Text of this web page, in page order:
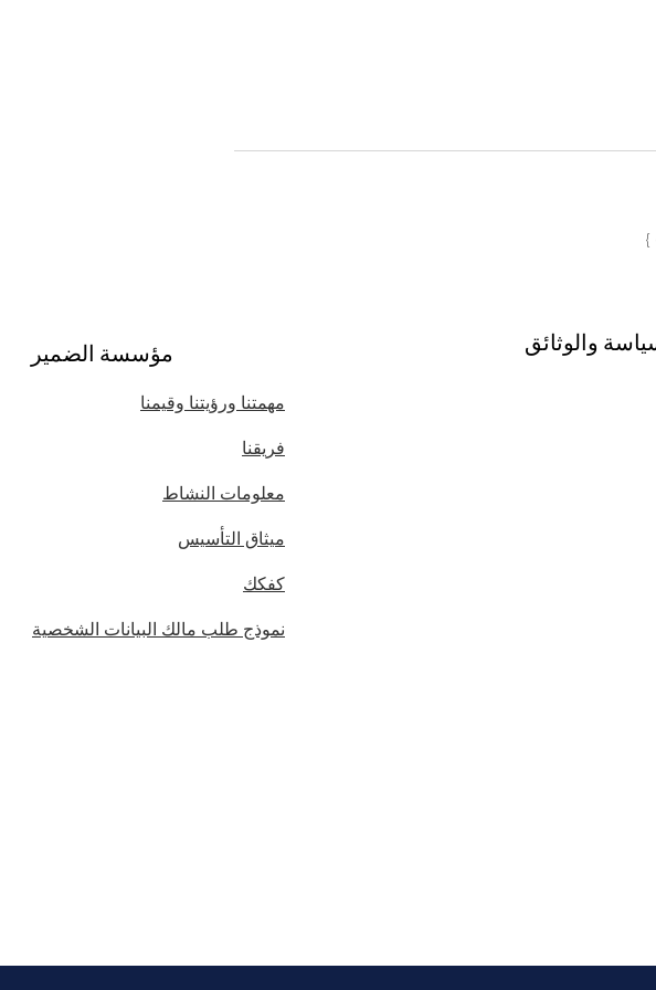
مؤسسة الضمير
مهمتنا ورؤيتنا وقيمنا
فريقنا
معلومات النشاط
ميثاق التأسيس
كفكك
نموذج طلب مالك البيانات الشخصية
والوثائق